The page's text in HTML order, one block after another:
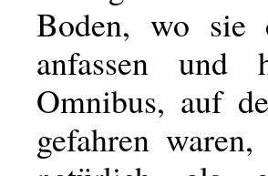
Boden, wo sie
anfassen und
Omnibus, auf
gefahren